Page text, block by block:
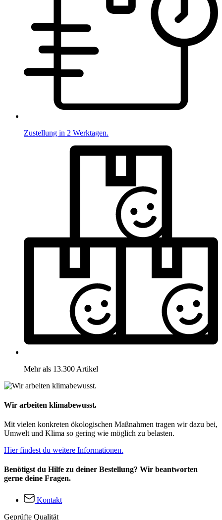
Zustellung in 2 Werktagen.
Mehr als 13.300 Artikel
Wir arbeiten klimabewusst.
Mit vielen konkreten ökologischen Maßnahmen tragen wir dazu bei,
Umwelt und Klima so gering wie möglich zu belasten.
Hier findest du weitere Informationen.
Benötigst du Hilfe zu deiner Bestellung? Wir beantworten
gerne deine Fragen.
Kontakt
Geprüfte Qualität